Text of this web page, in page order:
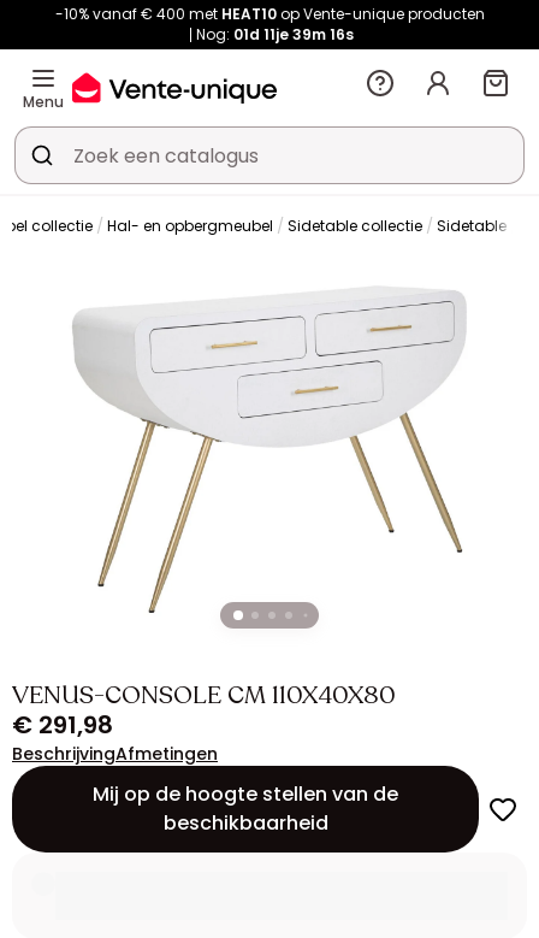
-10% vanaf € 400 met HEAT10op Vente-unique producten
Nog: 01d 11je39m15s
Menu
collectie Hal- en opbergmeubel Sidetable collectie Sidetable
VENUS-CONSOLE CM 110X40X80
€ 291,98
BeschrijvingAfmetingen
Mij op de hoogte stellen van de
beschikbaarheid